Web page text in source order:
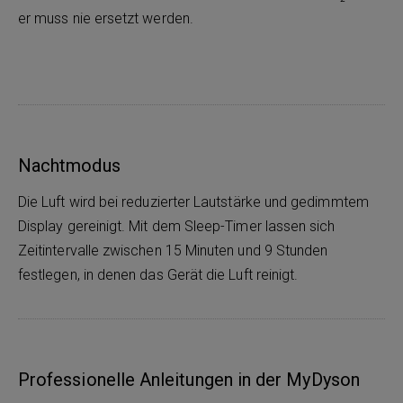
er muss nie ersetzt werden.
Nachtmodus
Die Luft wird bei reduzierter Lautstärke und gedimmtem
Display gereinigt. Mit dem Sleep-Timer lassen sich
Zeitintervalle zwischen 15 Minuten und 9 Stunden
festlegen, in denen das Gerät die Luft reinigt.
Professionelle Anleitungen in der MyDyson